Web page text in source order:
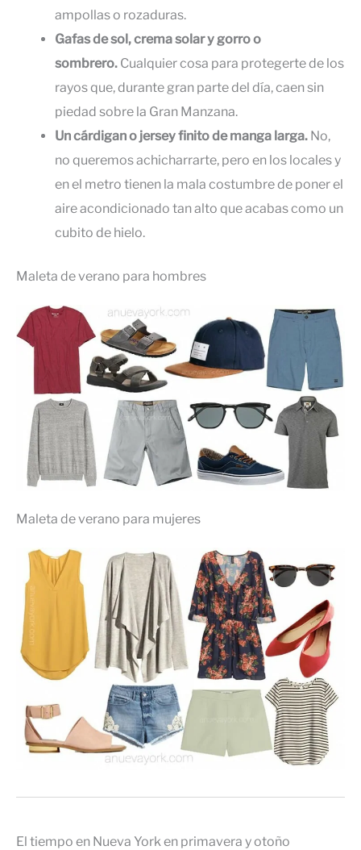
ampollas o rozaduras.
Gafas de sol, crema solar y gorro o
sombrero. Cualquier cosa para protegerte de los
rayos que, durante gran parte del día, caen sin
piedad sobre la Gran Manzana.
Un cárdigan o jersey finito de manga larga. No,
no queremos achicharrarte, pero en los locales y
en el metro tienen la mala costumbre de poner el
aire acondicionado tan alto que acabas como un
cubito de hielo.
Maleta de verano para hombres
Maleta de verano para mujeres
El tiempo en Nueva York en primavera y otoño